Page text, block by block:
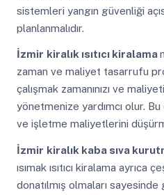
sistemleri yangın güvenliği
planlanmalıdır.
İzmir kiralık ısıtıcı kiralama
zaman ve maliyet tasarrufu
çalışmak zamanınızı ve
yönetmenize yardımcı olur. Bu
ve işletme maliyetlerini
İzmir kiralık kaba sıva
ısımak ısıtıcı kiralama
donatılmış olmaları